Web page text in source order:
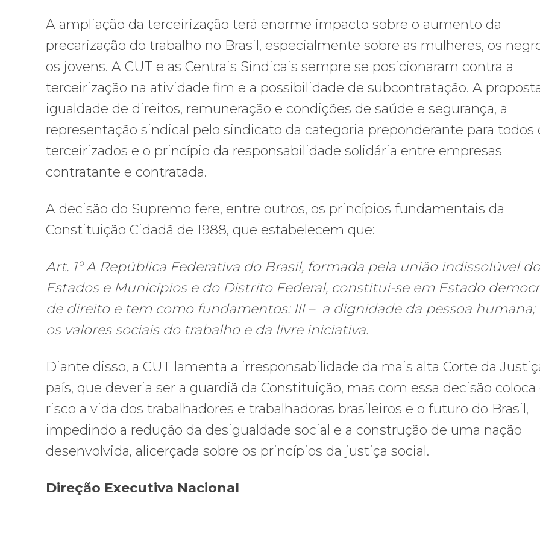
A ampliação da terceirização terá enorme impacto sobre o aumento da
precarização do trabalho no Brasil, especialmente sobre as mulheres, os
os jovens. A CUT e as Centrais Sindicais sempre se posicionaram contra a
terceirização na atividade fim e a possibilidade de subcontratação. A
igualdade de direitos, remuneração e condições de saúde e segurança, a
representação sindical pelo sindicato da categoria preponderante para todos
terceirizados e o princípio da responsabilidade solidária entre empresas
contratante e contratada.
A decisão do Supremo fere, entre outros, os princípios fundamentais da
Constituição Cidadã de 1988, que estabelecem que:
Art. 1º A República Federativa do Brasil, formada pela união indissolúvel
Estados e Municípios e do Distrito Federal, constitui-se em Estado
de direito e tem como fundamentos: III – a dignidade da pessoa humana;
os valores sociais do trabalho e da livre iniciativa.
Diante disso, a CUT lamenta a irresponsabilidade da mais alta Corte da
país, que deveria ser a guardiã da Constituição, mas com essa decisão coloca
risco a vida dos trabalhadores e trabalhadoras brasileiros e o futuro do Brasil,
impedindo a redução da desigualdade social e a construção de uma nação
desenvolvida, alicerçada sobre os princípios da justiça social.
Direção Executiva Nacional